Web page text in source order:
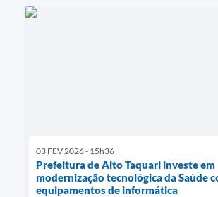
03 FEV 2026 - 15h36
Prefeitura de Alto Taquari investe em
modernização tecnológica da Saúde
equipamentos de informática